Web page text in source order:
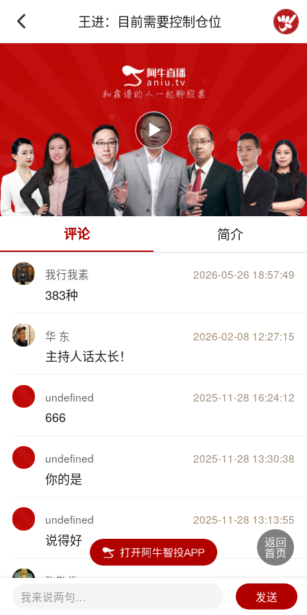
王进：目前需要控制仓位
评论 简介
我行我素 2026-05-26 18:57:49
383种
华 东 2026-02-08 12:27:15
主持人话太长！
undefined 2025-11-28 16:24:12
666
undefined 2025-11-28 13:30:38
你的是
undefined 2025-11-28 13:13:55
说得好
弥勒佛 2025-09-11 16:32:04
8
我来说两句… 发送